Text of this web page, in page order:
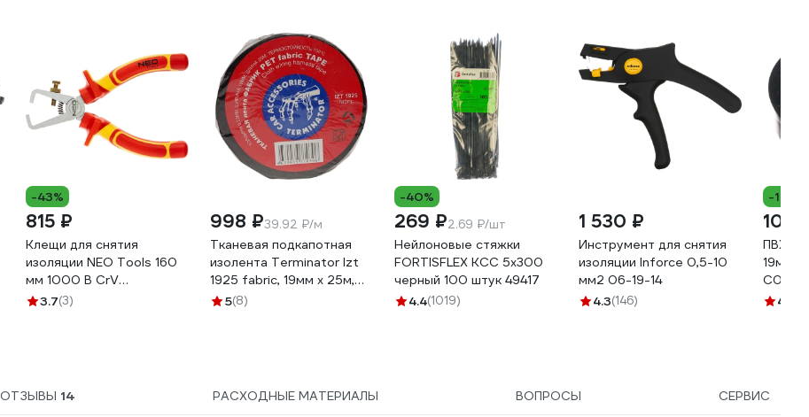
-43%
815 ₽
Клещи для снятия
изоляции NEO Tools 160
мм 1000 В CrV
полированные 01-229
3.7(3)
998 ₽39.92 ₽/м
Тканевая подкапотная
изолента Terminator Izt
1925 fabric, 19мм х 25м,
толщина 0,25мм
5(8)
-40%
269 ₽2.69 ₽/шт
Нейлоновые стяжки
FORTISFLEX КСС 5х300
черный 100 штук 49417
4.4(1019)
1 530 ₽
Инструмент для снятия
изоляции Inforce 0,5-10
мм2 06-19-14
4.3(146)
-15%
105
ПВХ-
4.8
ОТЗЫВЫ 14 РАСХОДНЫЕ МАТЕРИАЛЫ ВОПРОСЫ СЕРВИС